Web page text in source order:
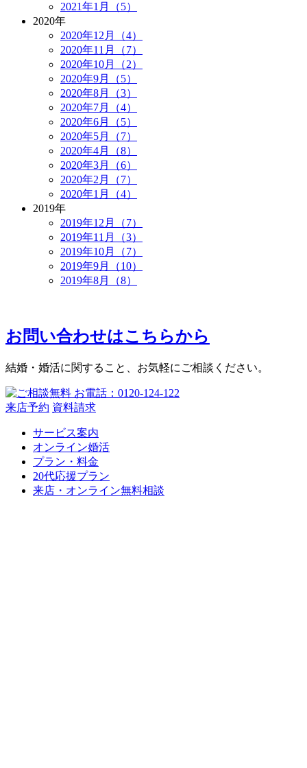
2021年1月（5）
2020年
2020年12月（4）
2020年11月（7）
2020年10月（2）
2020年9月（5）
2020年8月（3）
2020年7月（4）
2020年6月（5）
2020年5月（7）
2020年4月（8）
2020年3月（6）
2020年2月（7）
2020年1月（4）
2019年
2019年12月（7）
2019年11月（3）
2019年10月（7）
2019年9月（10）
2019年8月（8）
お問い合わせはこちらから
結婚・婚活に関すること、お気軽にご相談ください。
来店予約 資料請求
サービス案内
オンライン婚活
プラン・料金
20代応援プラン
来店・オンライン無料相談